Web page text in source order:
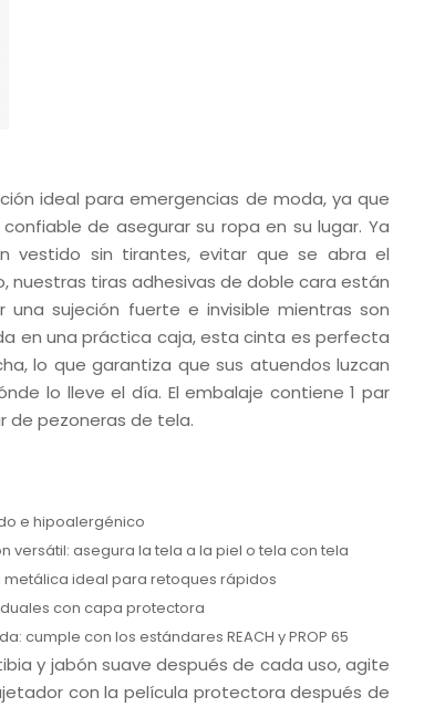
ideal para emergencias de moda, ya que
de asegurar su ropa en su lugar. Ya
vestido sin tirantes, evitar que se abra el
nuestras tiras adhesivas de doble cara están
una sujeción fuerte e invisible mientras son
en una práctica caja, esta cinta es perfecta
lo que garantiza que sus atuendos luzcan
lo lleve el día. El embalaje contiene 1 par
de pezoneras de tela.
e hipoalergénico
versátil: asegura la tela a la piel o tela con tela
metálica ideal para retoques rápidos
con capa protectora
cumple con los estándares REACH y PROP 65
y jabón suave después de cada uso, agite
con la película protectora después de